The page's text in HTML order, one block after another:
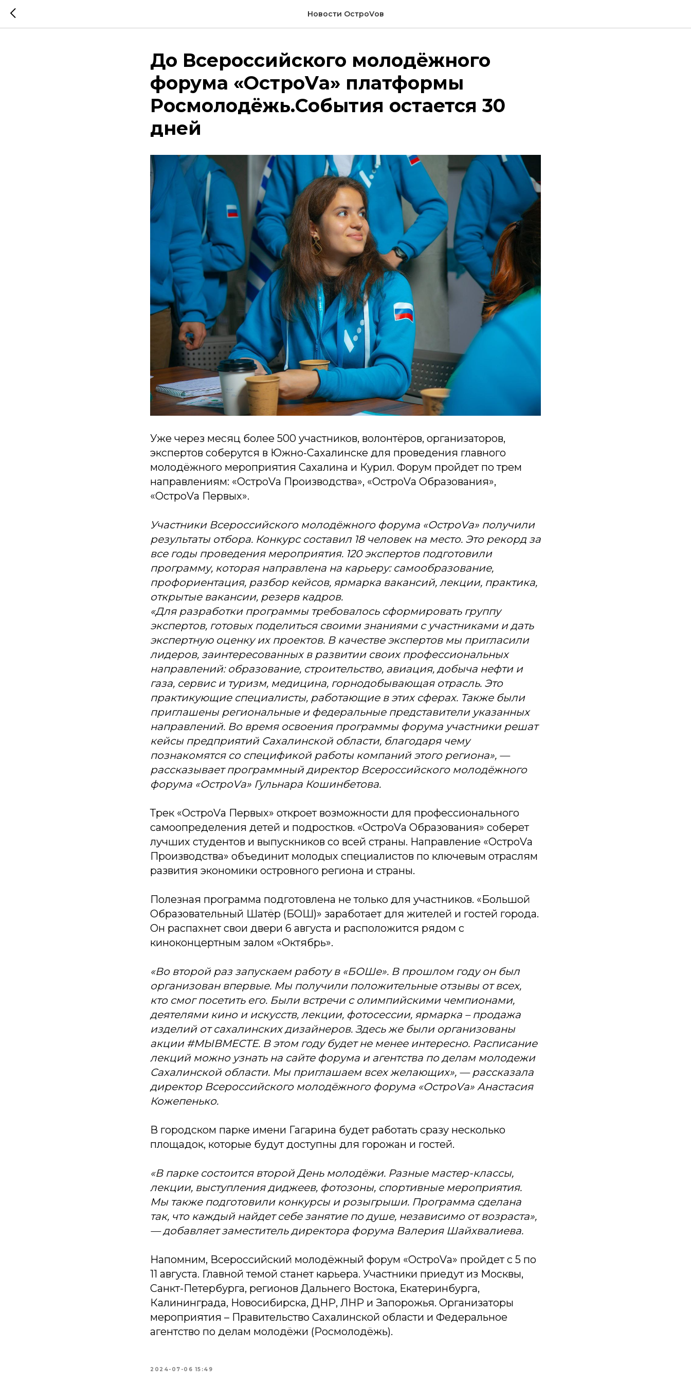
Новости ОстроVов
До Всероссийского молодёжного
форума «ОстроVа» платформы
Росмолодёжь.События остается 30
дней
Уже через месяц более 500 участников, волонтёров, организаторов,
экспертов соберутся в Южно-Сахалинске для проведения главного
молодёжного мероприятия Сахалина и Курил. Форум пройдет по трем
направлениям: «ОстроVа Производства», «ОстроVа Образования»,
«ОстроVа Первых».
Участники Всероссийского молодёжного форума «ОстроVа» получили
результаты отбора. Конкурс составил 18 человек на место. Это рекорд за
все годы проведения мероприятия. 120 экспертов подготовили
программу, которая направлена на карьеру: самообразование,
профориентация, разбор кейсов, ярмарка вакансий, лекции, практика,
открытые вакансии, резерв кадров.
«Для разработки программы требовалось сформировать группу
экспертов, готовых поделиться своими знаниями с участниками и дать
экспертную оценку их проектов. В качестве экспертов мы пригласили
лидеров, заинтересованных в развитии своих профессиональных
направлений: образование, строительство, авиация, добыча нефти и
газа, сервис и туризм, медицина, горнодобывающая отрасль. Это
практикующие специалисты, работающие в этих сферах. Также были
приглашены региональные и федеральные представители указанных
направлений. Во время освоения программы форума участники решат
кейсы предприятий Сахалинской области, благодаря чему
познакомятся со спецификой работы компаний этого региона», —
рассказывает программный директор Всероссийского молодёжного
форума «ОстроVа» Гульнара Кошинбетова.
Трек «ОстроVа Первых» откроет возможности для профессионального
самоопределения детей и подростков. «ОстроVа Образования» соберет
лучших студентов и выпускников со всей страны. Направление «ОстроVа
Производства» объединит молодых специалистов по ключевым отраслям
развития экономики островного региона и страны.
Полезная программа подготовлена не только для участников. «Большой
Образовательный Шатёр (БОШ)» заработает для жителей и гостей города.
Он распахнет свои двери 6 августа и расположится рядом с
киноконцертным залом «Октябрь».
«Во второй раз запускаем работу в «БОШе». В прошлом году он был
организован впервые. Мы получили положительные отзывы от всех,
кто смог посетить его. Были встречи с олимпийскими чемпионами,
деятелями кино и искусств, лекции, фотосессии, ярмарка – продажа
изделий от сахалинских дизайнеров. Здесь же были организованы
акции #МЫВМЕСТЕ. В этом году будет не менее интересно. Расписание
лекций можно узнать на сайте форума и агентства по делам молодежи
Сахалинской области. Мы приглашаем всех желающих», — рассказала
директор Всероссийского молодёжного форума «ОстроVа» Анастасия
Кожепенько.
В городском парке имени Гагарина будет работать сразу несколько
площадок, которые будут доступны для горожан и гостей.
«В парке состоится второй День молодёжи. Разные мастер-классы,
лекции, выступления диджеев, фотозоны, спортивные мероприятия.
Мы также подготовили конкурсы и розыгрыши. Программа сделана
так, что каждый найдет себе занятие по душе, независимо от возраста»,
— добавляет заместитель директора форума Валерия Шайхвалиева.
Напомним, Всероссийский молодёжный форум «ОстроVа» пройдет с 5 по
11 августа. Главной темой станет карьера. Участники приедут из Москвы,
Санкт-Петербурга, регионов Дальнего Востока, Екатеринбурга,
Калининграда, Новосибирска, ДНР, ЛНР и Запорожья. Организаторы
мероприятия – Правительство Сахалинской области и Федеральное
агентство по делам молодёжи (Росмолодёжь).
2024-07-06 15:49